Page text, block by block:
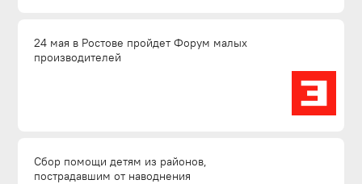
24 мая в Ростове пройдет Форум малых
производителей
Сбор помощи детям из районов,
пострадавшим от наводнения